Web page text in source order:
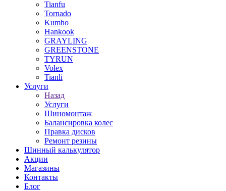
Tianfu
Tornado
Kumho
Hankook
GRAYLING
GREENSTONE
TYRUN
Volex
Tianli
Услуги
Назад
Услуги
Шиномонтаж
Балансировка колес
Правка дисков
Ремонт резины
Шинный калькулятор
Акции
Магазины
Контакты
Блог